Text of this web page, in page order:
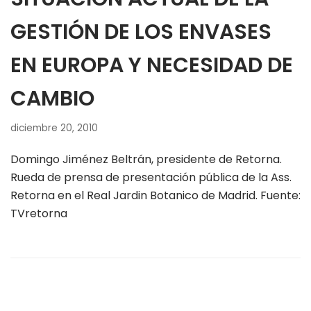
GESTIÓN DE LOS ENVASES
EN EUROPA Y NECESIDAD DE
CAMBIO
diciembre 20, 2010
Domingo Jiménez Beltrán, presidente de Retorna.
Rueda de prensa de presentación pública de la Ass.
Retorna en el Real Jardin Botanico de Madrid. Fuente:
TVretorna